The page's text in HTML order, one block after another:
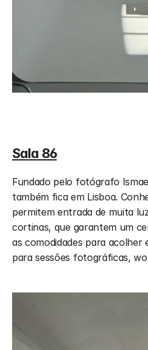
Sala 86
Fundado pelo fotógrafo
também fica em Lisboa.
permitem entrada de muita
cortinas, que garantem um
as comodidades para acolher
para sessões fotográficas,